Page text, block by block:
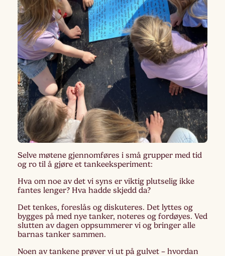
Selve møtene gjennomføres i små grupper med tid
og ro til å gjøre et tankeeksperiment:
Hva om noe av det vi syns er viktig plutselig ikke
fantes lenger? Hva hadde skjedd da?
Det tenkes, foreslås og diskuteres. Det lyttes og
bygges på med nye tanker, noteres og fordøyes. Ved
slutten av dagen oppsummerer vi og bringer alle
barnas tanker sammen.
Noen av tankene prøver vi ut på gulvet – hvordan